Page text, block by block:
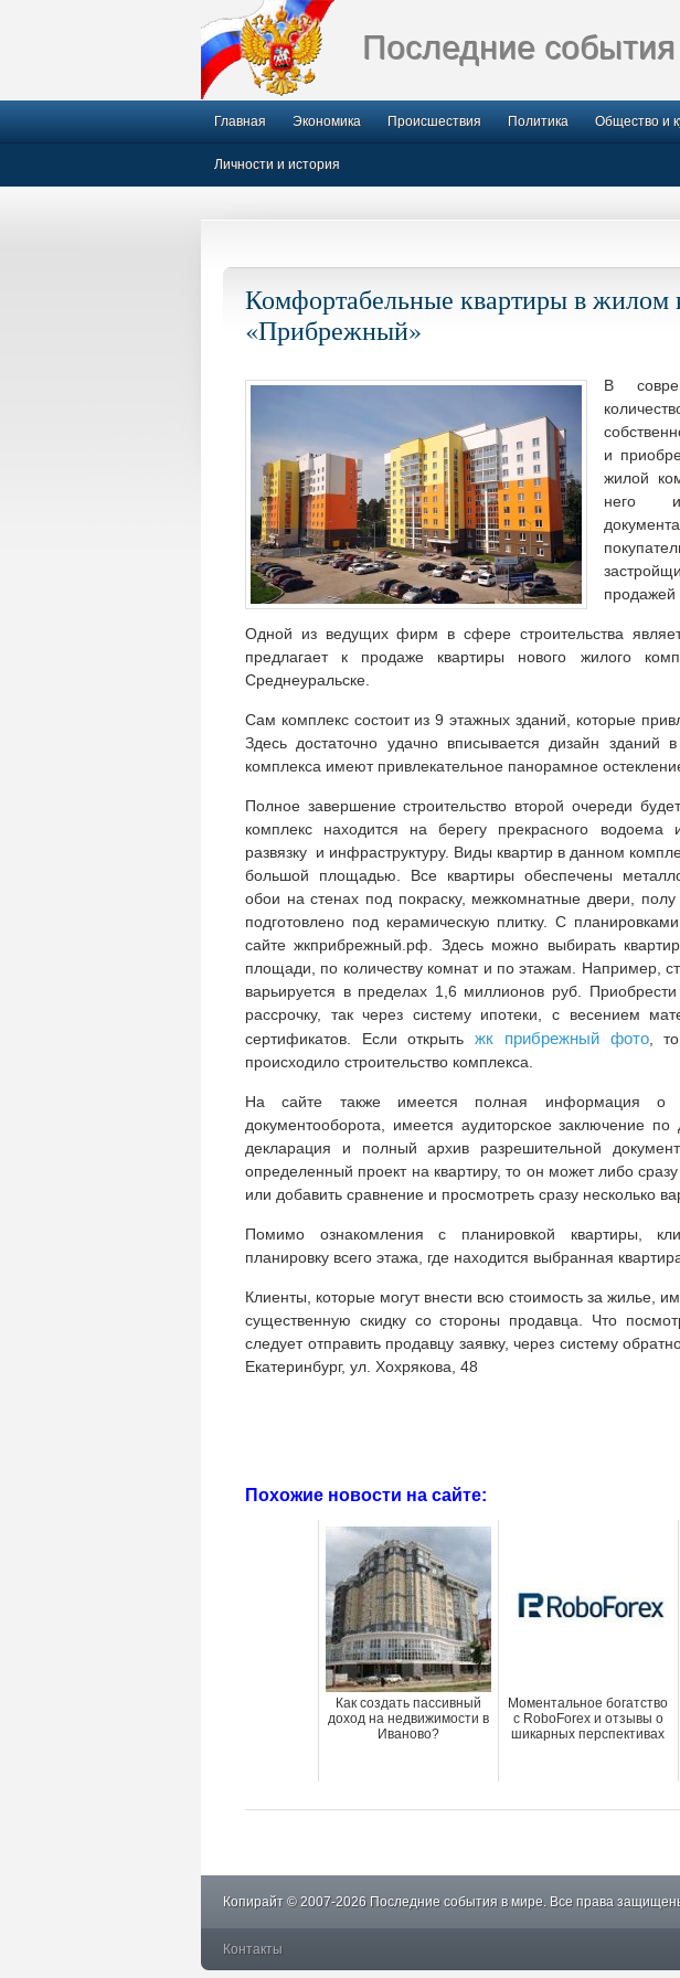
Последние
Главная Экономика Происшествия Политика Общество и
Личности и история
Комфортабельные квартиры в жилом
«Прибрежный»
В
и
жилой
него
продажей
Одной из ведущих фирм в сфере строительства
предлагает к продаже квартиры нового жилого
Среднеуральске.
Сам комплекс состоит из 9 этажных зданий, которые
Здесь достаточно удачно вписывается дизайн
комплекса имеют привлекательное панорамное
Полное завершение строительство второй очереди
комплекс находится на берегу прекрасного
развязку и инфраструктуру. Виды квартир в данном
большой площадью. Все квартиры обеспечены
обои на стенах под покраску, межкомнатные двери,
подготовлено под керамическую плитку. С
сайте жкприбрежный.рф. Здесь можно выбирать
площади, по количеству комнат и по этажам. Например,
варьируется в пределах 1,6 миллионов руб.
рассрочку, так через систему ипотеки, с весением
сертификатов. Если открытьжк прибрежный фото,
происходило строительство комплекса.
На сайте также имеется полная информация о
документооборота, имеется аудиторское заключение
декларация и полный архив разрешительной
определенный проект на квартиру, то он может либо
или добавить сравнение и просмотреть сразу несколько
Помимо ознакомления с планировкой квартиры,
планировку всего этажа, где находится выбранная
Клиенты, которые могут внести всю стоимость за жилье,
существенную скидку со стороны продавца. Что
следует отправить продавцу заявку, через систему
Екатеринбург, ул. Хохрякова, 48
Похожие новости на сайте:
Как создать пассивный
доход на недвижимости в
Иваново?
Моментальное богатство
с RoboForex и отзывы о
шикарных перспективах
Копирайт © 2007-2026 Последние события в мире. Все права
Контакты